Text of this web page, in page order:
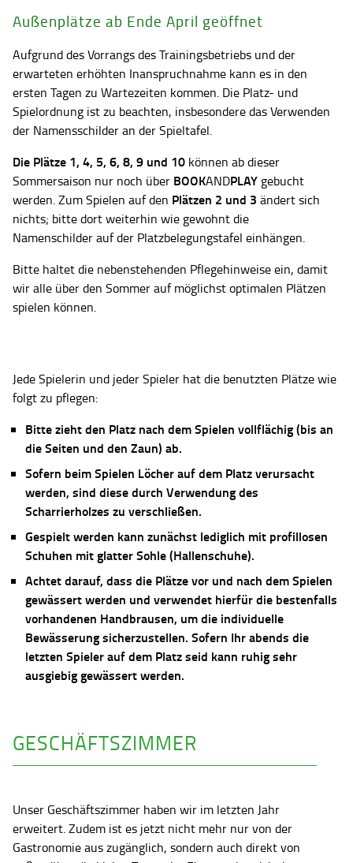
Außenplätze ab Ende April geöffnet
Aufgrund des Vorrangs des Trainingsbetriebs und der
erwarteten erhöhten Inanspruchnahme kann es in den
ersten Tagen zu Wartezeiten kommen. Die Platz- und
Spielordnung ist zu beachten, insbesondere das Verwenden
der Namensschilder an der Spieltafel.
Die Plätze 1, 4, 5, 6, 8, 9 und 10 können ab dieser
Sommersaison nur noch über BOOKANDPLAY gebucht
werden. Zum Spielen auf den Plätzen 2 und 3 ändert sich
nichts; bitte dort weiterhin wie gewohnt die
Namenschilder auf der Platzbelegungstafel einhängen.
Bitte haltet die nebenstehenden Pflegehinweise ein, damit
wir alle über den Sommer auf möglichst optimalen Plätzen
spielen können.
Jede Spielerin und jeder Spieler hat die benutzten Plätze wie
folgt zu pflegen:
Bitte zieht den Platz nach dem Spielen vollflächig (bis an
die Seiten und den Zaun) ab.
Sofern beim Spielen Löcher auf dem Platz verursacht
werden, sind diese durch Verwendung des
Scharrierholzes zu verschließen.
Gespielt werden kann zunächst lediglich mit profillosen
Schuhen mit glatter Sohle (Hallenschuhe).
Achtet darauf, dass die Plätze vor und nach dem Spielen
gewässert werden und verwendet hierfür die bestenfalls
vorhandenen Handbrausen, um die individuelle
Bewässerung sicherzustellen. Sofern Ihr abends die
letzten Spieler auf dem Platz seid kann ruhig sehr
ausgiebig gewässert werden.
GESCHÄFTSZIMMER
Unser Geschäftszimmer haben wir im letzten Jahr
erweitert. Zudem ist es jetzt nicht mehr nur von der
Gastronomie aus zugänglich, sondern auch direkt von